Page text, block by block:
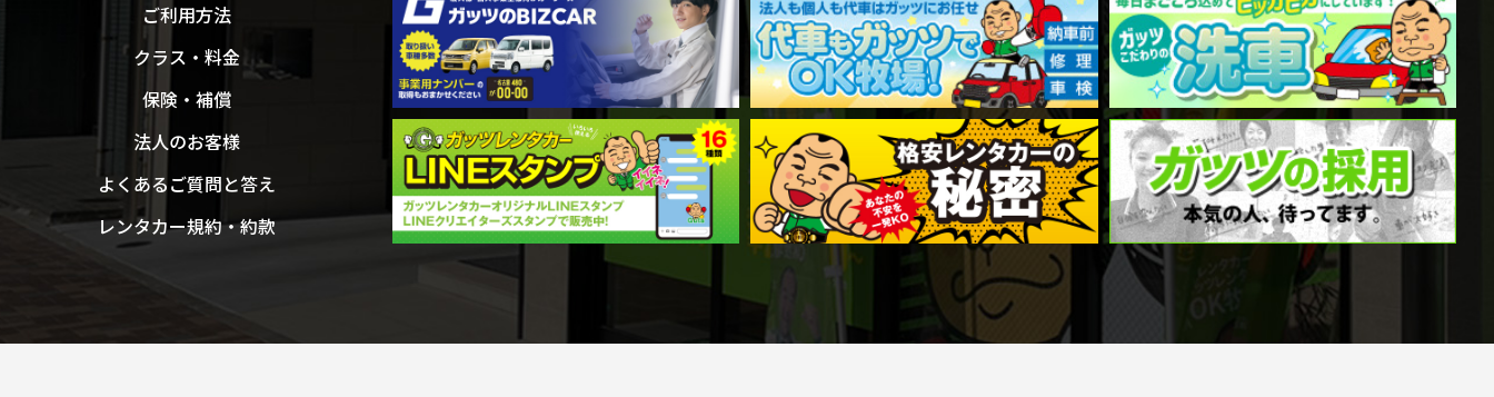
ご利用方法
クラス・料金
保険・補償
法人のお客様
よくあるご質問と答え
レンタカー規約・約款